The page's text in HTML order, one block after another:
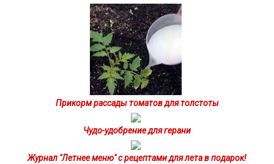
Прикорм рассады томатов для толстоты
Чудо-удобрение для герани
Журнал "Летнее меню" с рецептами для лета в подарок!